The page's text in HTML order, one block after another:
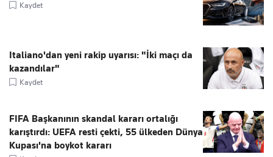
Kaydet
Italiano'dan yeni rakip uyarısı: "İki maçı da
kazandılar"
Kaydet
FIFA Başkanının skandal kararı ortalığı
karıştırdı: UEFA resti çekti, 55 ülkeden Dünya
Kupası'na boykot kararı